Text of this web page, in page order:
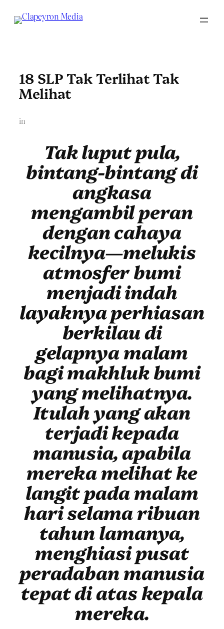
18 SLP Tak Terlihat Tak
Melihat
in
Tak luput pula,
bintang-bintang di
angkasa
mengambil peran
dengan cahaya
kecilnya—melukis
atmosfer bumi
menjadi indah
layaknya perhiasan
berkilau di
gelapnya malam
bagi makhluk bumi
yang melihatnya.
Itulah yang akan
terjadi kepada
manusia, apabila
mereka melihat ke
langit pada malam
hari selama ribuan
tahun lamanya,
menghiasi pusat
peradaban manusia
tepat di atas kepala
mereka.